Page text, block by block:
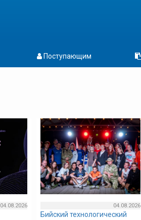
Поступающим
04.08.2026 04.08.2026
Бийский технологический